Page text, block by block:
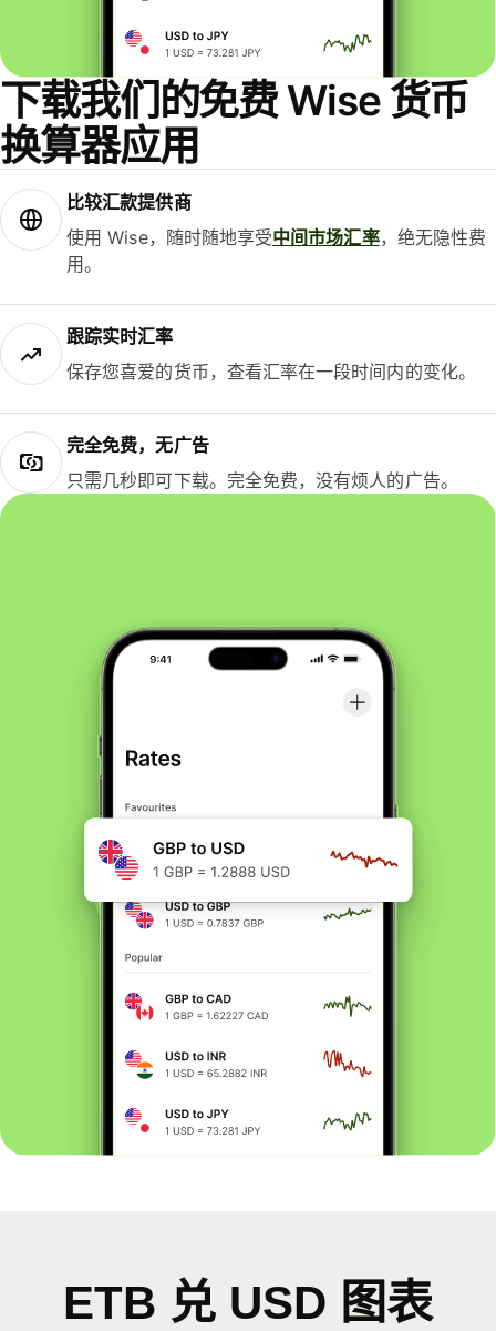
下载我们的免费 Wise 货币
换算器应用
比较汇款提供商
使用 Wise，随时随地享受中间市场汇率，绝无隐性费
用。
跟踪实时汇率
保存您喜爱的货币，查看汇率在一段时间内的变化。
完全免费，无广告
只需几秒即可下载。完全免费，没有烦人的广告。
ETB 兑 USD 图表